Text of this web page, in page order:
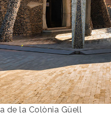
de la Colònia Güell